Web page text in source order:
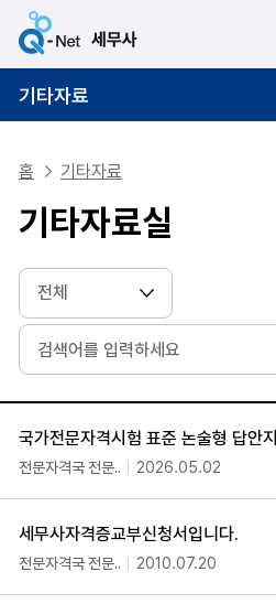
기타자료
홈 기타자료
기타자료실
전문자격국 전문.. 2026.05.02
세무사자격증교부신청서입니다.
전문자격국 전문.. 2010.07.20